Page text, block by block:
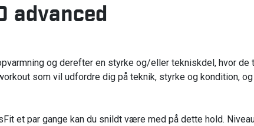
advanced
og derefter en styrke og/eller tekniskdel, hvor
som vil udfordre dig på teknik, styrke og kondition, og
et par gange kan du snildt være med på dette hold.